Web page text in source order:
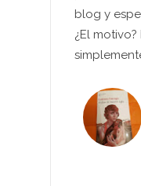
blog y
¿El